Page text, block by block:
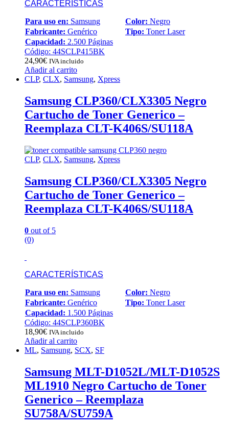
CARACTERÍSTICAS
Para uso en: Samsung Color: Negro
Fabricante: Genérico Tipo: Toner Laser
Capacidad: 2.500 Páginas
Código: 44SCLP415BK
24,90€ IVA incluido
Añadir al carrito
CLP, CLX, Samsung, Xpress
Samsung CLP360/CLX3305 Negro
Cartucho de Toner Generico –
Reemplaza CLT-K406S/SU118A
CLP, CLX, Samsung, Xpress
Samsung CLP360/CLX3305 Negro
Cartucho de Toner Generico –
Reemplaza CLT-K406S/SU118A
0 out of 5
(0)
CARACTERÍSTICAS
Para uso en: Samsung Color: Negro
Fabricante: Genérico Tipo: Toner Laser
Capacidad: 1.500 Páginas
Código: 44SCLP360BK
18,90€ IVA incluido
Añadir al carrito
ML, Samsung, SCX, SF
Samsung MLT-D1052L/MLT-D1052S
ML1910 Negro Cartucho de Toner
Generico – Reemplaza
SU758A/SU759A